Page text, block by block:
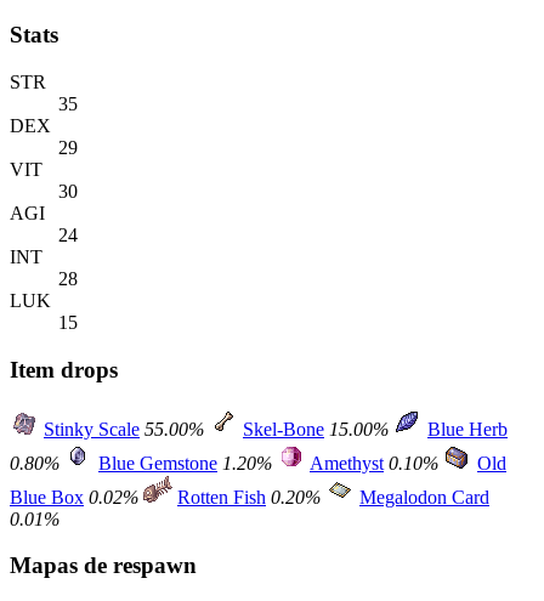
Stats
STR
35
DEX
29
VIT
30
AGI
24
INT
28
LUK
15
Item drops
Stinky Scale 55.00% Skel-Bone 15.00%
Blue Herb
0.80%
Blue Gemstone 1.20% Amethyst 0.10%
Old
Blue Box 0.02% Rotten Fish 0.20%
Megalodon Card
0.01%
Mapas de respawn